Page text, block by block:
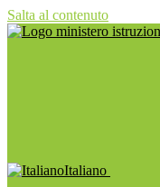
Salta al contenuto
Italiano